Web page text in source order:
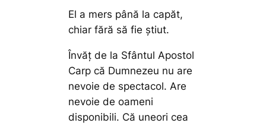
El a mers până la capăt,
chiar fără să fie știut.
Învăț de la Sfântul Apostol
Carp că Dumnezeu nu are
nevoie de spectacol. Are
nevoie de oameni
disponibili. Că uneori cea